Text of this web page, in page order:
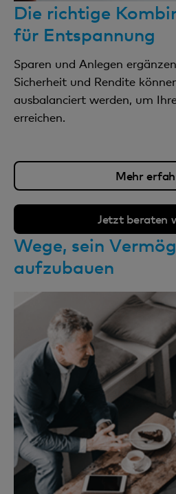
Die richtige
für Entspannung
Sparen und Anlegen
Sicherheit und Rendite
ausbalanciert werden, um
erreichen.
Mehr
Jetzt beraten
Wege, sein
aufzubauen